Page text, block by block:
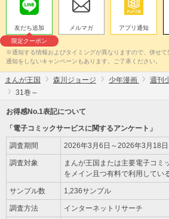
友だち追加
限定クーポン
メルマガ アプリ通知
※通知する情報およびタイミングが異なりますので、併せ
通知をしないキャンペーンもあります。ご了承ください。
まんが王国 森川ジョージ 少年漫画 週刊
31巻～
お得感No.1表記について
「電子コミックサービスに関するアンケート」
調査期間 2026年3月6日～2026年3月18日
調査対象
まんが王国または主要電子コミ
をメイン且つ有料で利用してい
サンプル数 1,236サンプル
調査方法 インターネットリサーチ